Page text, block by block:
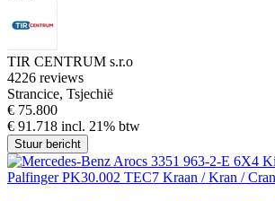
TIR CENTRUM s.r.o
4226 reviews
Strancice, Tsjechië
€ 75.800
€ 91.718 incl. 21% btw
Stuur bericht